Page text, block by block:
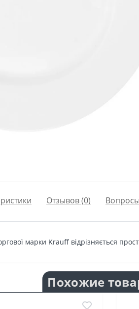
Отзывов (0) Вопросы
марки Krauff відрізняється
Похожие